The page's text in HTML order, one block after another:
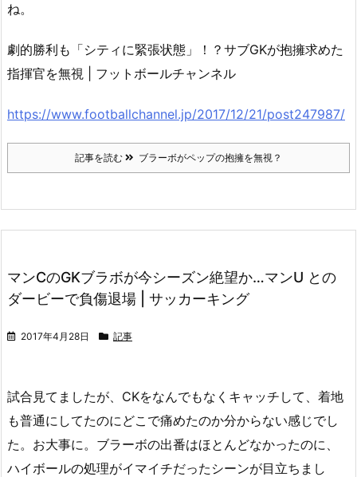
ね。
劇的勝利も「シティに緊張状態」！？サブGKが抱擁求めた
指揮官を無視 | フットボールチャンネル
https://www.footballchannel.jp/2017/12/21/post247987/
記事を読む ブラーボがペップの抱擁を無視？
マンCのGKブラボが今シーズン絶望か…マンU との
ダービーで負傷退場 | サッカーキング
2017年4月28日 記事
試合見てましたが、CKをなんでもなくキャッチして、着地
も普通にしてたのにどこで痛めたのか分からない感じでし
た。お大事に。ブラーボの出番はほとんどなかったのに、
ハイボールの処理がイマイチだったシーンが目立ちまし